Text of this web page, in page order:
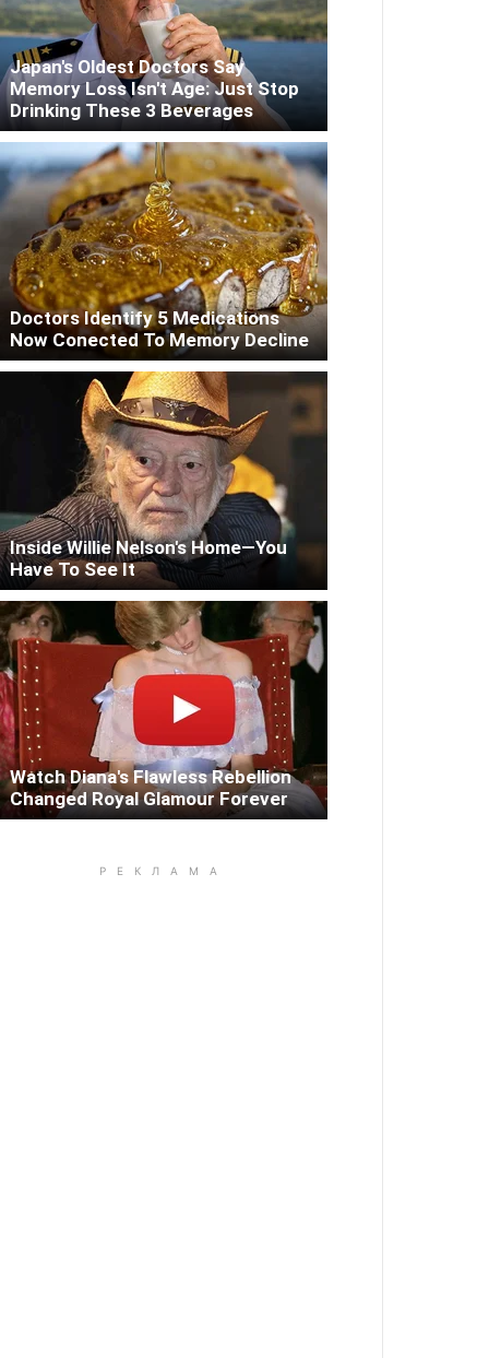
Japan's Oldest Doctors Say
Memory Loss Isn't Age: Just Stop
Drinking These 3 Beverages
Doctors Identify 5 Medications
Now Conected To Memory Decline
Inside Willie Nelson's Home—You
Have To See It
Watch Diana's Flawless Rebellion
Changed Royal Glamour Forever